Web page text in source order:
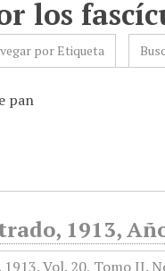
los
por Etiqueta
pan
1913,